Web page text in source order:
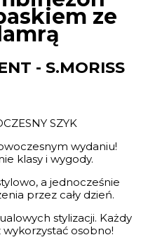
ze
- S.MORISS
SZYK
wydaniu!
klasy i wygody.
a jednocześnie
przez cały dzień.
stylizacji. Każdy
osobno!